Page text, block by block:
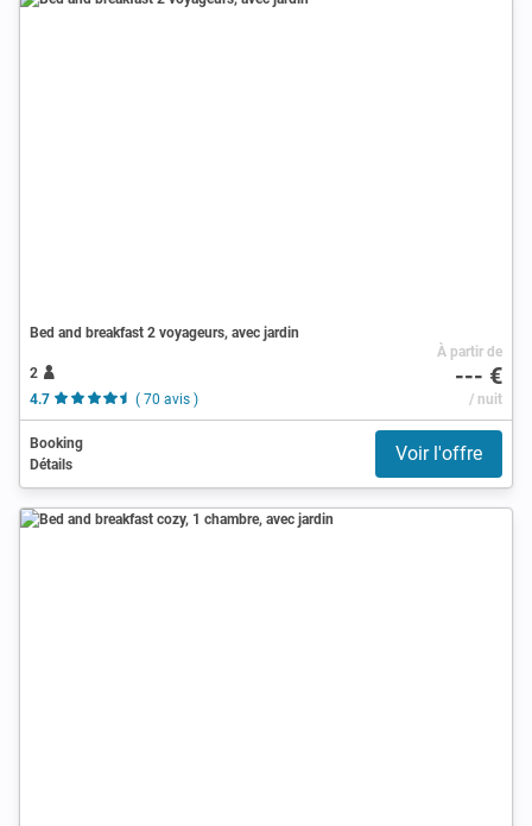
Bed and breakfast 2 voyageurs, avec jardin
2
4.7
( 70 avis )
À partir de
--- €
/ nuit
Booking
Détails
Voir l'offre